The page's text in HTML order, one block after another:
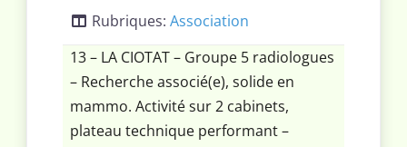
Rubriques: Association
13 – LA CIOTAT – Groupe 5 radiologues
– Recherche associé(e), solide en
mammo. Activité sur 2 cabinets,
plateau technique performant –